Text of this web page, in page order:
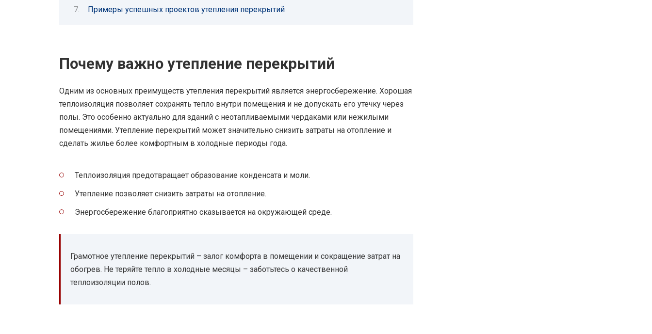
Примеры успешных проектов утепления перекрытий
Почему важно утепление перекрытий
Одним из основных преимуществ утепления перекрытий является энергосбережение. Хорошая
теплоизоляция позволяет сохранять тепло внутри помещения и не допускать его утечку через
полы. Это особенно актуально для зданий с неотапливаемыми чердаками или нежилыми
помещениями. Утепление перекрытий может значительно снизить затраты на отопление и
сделать жилье более комфортным в холодные периоды года.
Теплоизоляция предотвращает образование конденсата и моли.
Утепление позволяет снизить затраты на отопление.
Энергосбережение благоприятно сказывается на окружающей среде.
Грамотное утепление перекрытий – залог комфорта в помещении и сокращение затрат на
обогрев. Не теряйте тепло в холодные месяцы – заботьтесь о качественной
теплоизоляции полов.